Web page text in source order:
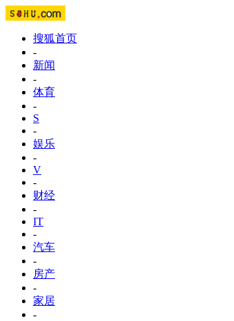
搜狐首页
-
新闻
-
体育
-
S
-
娱乐
-
V
-
财经
-
IT
-
汽车
-
房产
-
家居
-